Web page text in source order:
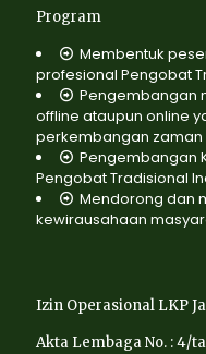
Program
Membentuk
profesional Pengobat
Pengembangan
offline ataupun online
perkembangan
Pengembangan
Pengobat Tradisional
Mendorong dan
kewirausahaan
Izin Operasional LKP
Akta Lembaga No. : 4/